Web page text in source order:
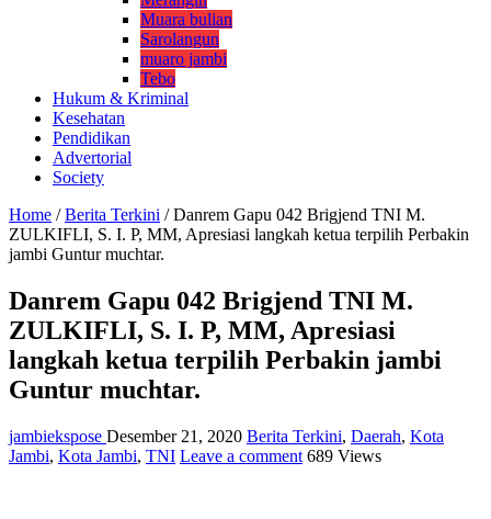
Muara bulian
Sarolangun
muaro jambi
Tebo
Hukum & Kriminal
Kesehatan
Pendidikan
Advertorial
Society
Home / Berita Terkini / Danrem Gapu 042 Brigjend TNI M.
ZULKIFLI, S. I. P, MM, Apresiasi langkah ketua terpilih Perbakin
jambi Guntur muchtar.
Danrem Gapu 042 Brigjend TNI M.
ZULKIFLI, S. I. P, MM, Apresiasi
langkah ketua terpilih Perbakin jambi
Guntur muchtar.
jambiekspose Desember 21, 2020 Berita Terkini, Daerah, Kota
Jambi, Kota Jambi, TNI Leave a comment 689 Views